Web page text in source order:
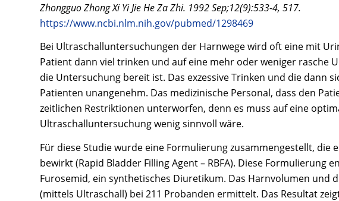
Zhongguo Zhong Xi Yi Jie He Za Zhi. 1992 Sep;12(9):533-4, 517.
https://www.ncbi.nlm.nih.gov/pubmed/1298469
Bei Ultraschalluntersuchungen der Harnwege wird oft eine mit
Patient dann viel trinken und auf eine mehr oder weniger
die Untersuchung bereit ist. Das exzessive Trinken und die dann
Patienten unangenehm. Das medizinische Personal, dass den
zeitlichen Restriktionen unterworfen, denn es muss auf eine
Ultraschalluntersuchung wenig sinnvoll wäre.
Für diese Studie wurde eine Formulierung zusammengestellt, die
bewirkt (Rapid Bladder Filling Agent – RBFA). Diese Formulierung
Furosemid, ein synthetisches Diuretikum. Das Harnvolumen und
(mittels Ultraschall) bei 211 Probanden ermittelt. Das Resultat